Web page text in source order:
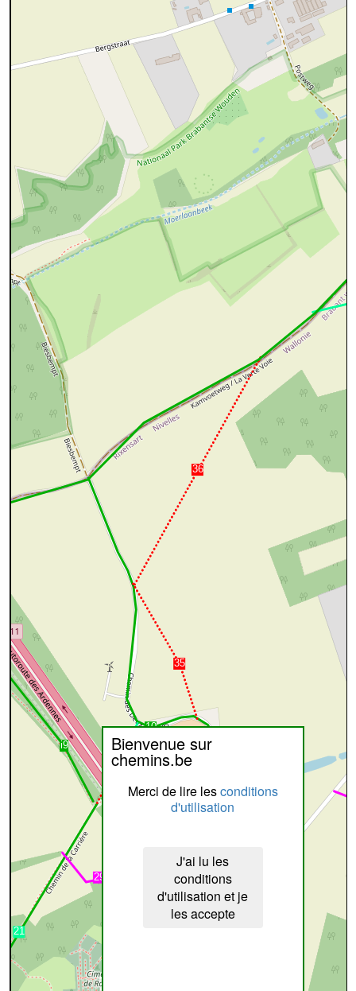
Bienvenue sur
chemins.be
Merci de lire lesconditions
d'utilisation
J'ai lu les
conditions
d'utilisation et je
les accepte